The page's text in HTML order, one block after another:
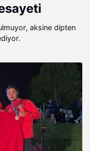
aksine dipten